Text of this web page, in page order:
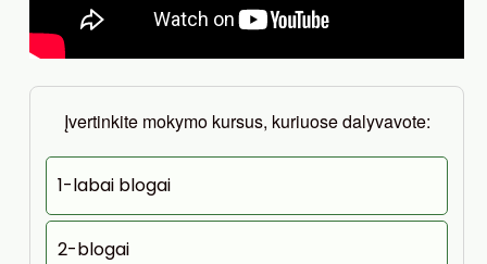
Įvertinkite mokymo kursus, kuriuose dalyvavote:
1-labai blogai
2-blogai